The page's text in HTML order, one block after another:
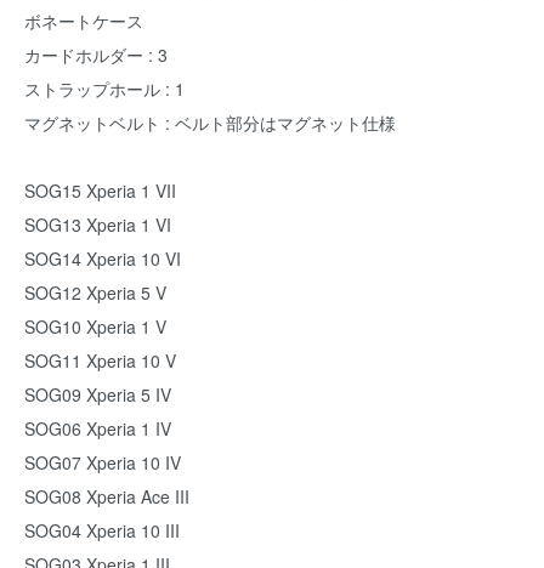
ボネートケース
カードホルダー : 3
ストラップホール : 1
マグネットベルト : ベルト部分はマグネット仕様
SOG15 Xperia 1 VII
SOG13 Xperia 1 VI
SOG14 Xperia 10 VI
SOG12 Xperia 5 V
SOG10 Xperia 1 V
SOG11 Xperia 10 V
SOG09 Xperia 5 IV
SOG06 Xperia 1 IV
SOG07 Xperia 10 IV
SOG08 Xperia Ace III
SOG04 Xperia 10 III